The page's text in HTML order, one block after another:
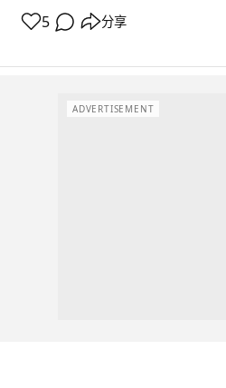
5 分享
ADVERTISEMENT